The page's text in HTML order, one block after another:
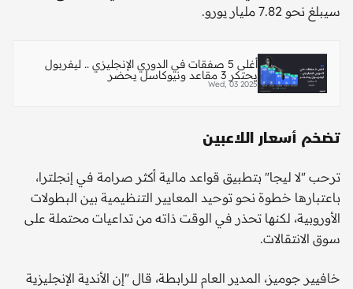
سيبلغ نحو 7.82 مليار يورو.
أغلى 5 صفقات في الدوري الإنجليزي .. ليفربول
يحتكر 3 مقاعد ونيوكاسل يحضر
Wed, 03 2025
تضخم أسعار اللاعبين
ترحب "لا ليجا" بتطبيق قواعد مالية أكثر صرامة في إنجلترا،
باعتبارها خطوة نحو توحيد المعايير التنظيمية بين البطولات
الأوروبية، لكنها تحذر في الوقت ذاته من تداعيات محتملة على
سوق الانتقالات.
خافيير جوميز، المدير العام للرابطة، قال "إن الأندية الإنجليزية